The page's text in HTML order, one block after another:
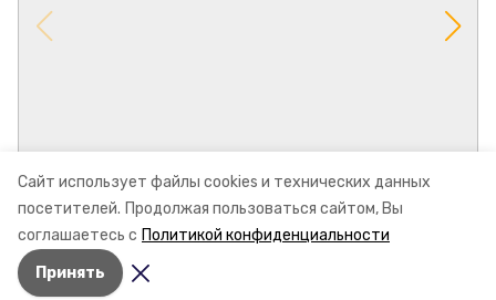
Сайт использует файлы cookies и технических данных
посетителей. Продолжая пользоваться сайтом, Вы
соглашаетесь с Политикой конфиденциальности
Принять
Авторы: Дарья Шац